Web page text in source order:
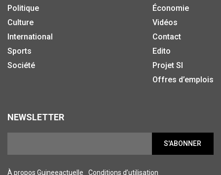
Politique
Culture
International
Sports
Société
Économie
Vidéos
Contact
Edito
Projet SI
Offres d’emplois
NEWSLETTER
S'ABONNER
À propos Guineeactuelle Conditions d’utilisation